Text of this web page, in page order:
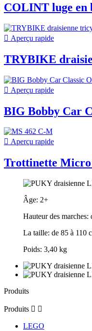
COLINT luge en
 Aperçu rapide
TRYBIKE
 Aperçu rapide
BIG Bobby Car
 Aperçu rapide
Trottinette Micro
Âge: 2+
Hauteur des marches:
La taille: de 85 à 110
Poids: 3,40 kg
Produits
Produits  
LEGO